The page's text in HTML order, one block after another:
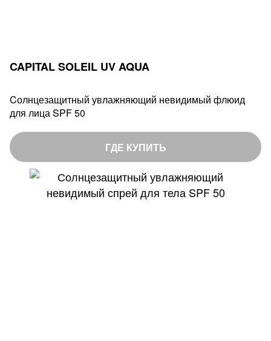
CAPITAL SOLEIL UV AQUA
Cолнцезащитный увлажняющий невидимый флюид
для лица SPF 50
ГДЕ КУПИТЬ